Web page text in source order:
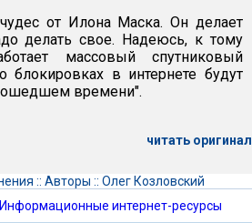
от Илона Маска. Он делает
делать свое. Надеюсь, к тому
массовый спутниковый
блокировках в интернете будут
времени".
читать оригинал
:: Авторы :: Олег Козловский
Информационные интернет-ресурсы